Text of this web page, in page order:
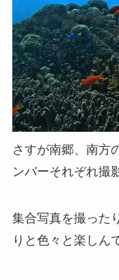
さすが南郷、南方
ンバーそれぞれ撮
集合写真を撮った
りと色々と楽しん